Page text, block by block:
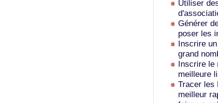
Utiliser
Générer
poser les
Inscrire
grand
Inscrire le
meilleure
Tracer les
meilleur